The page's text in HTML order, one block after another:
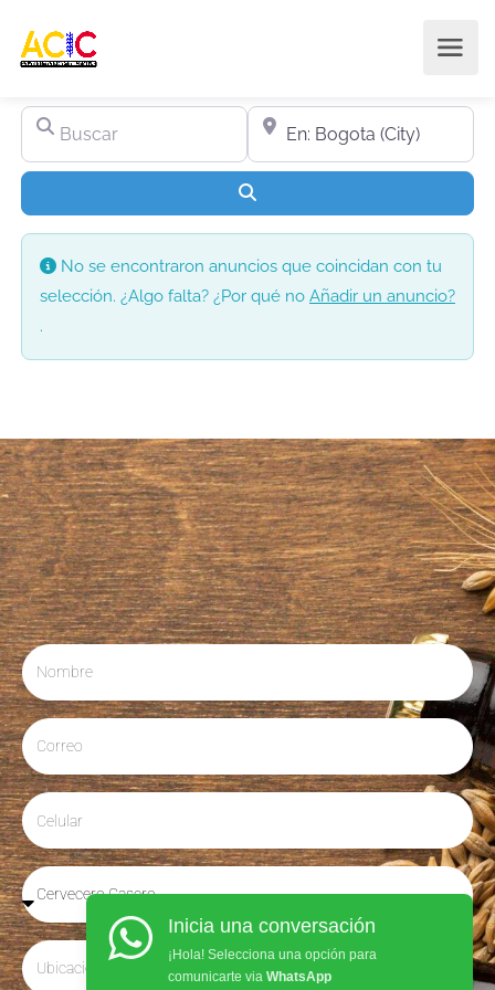
Buscar Cerca de
No se encontraron anuncios que coincidan con tu
selección. ¿Algo falta? ¿Por qué no Añadir un anuncio?
.
Inicia una conversación
¡Hola! Selecciona una opción para
comunicarte via WhatsApp